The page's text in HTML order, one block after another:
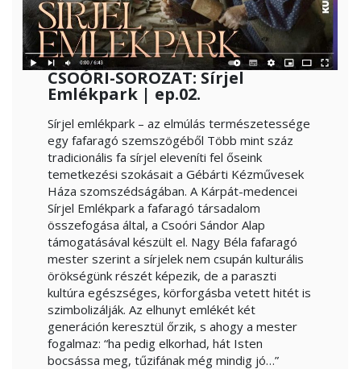
CSOÓRI-SOROZAT: Sírjel
Emlékpark | ep.02.
Sírjel emlékpark – az elmúlás természetessége
egy fafaragó szemszögéből Több mint száz
tradicionális fa sírjel eleveníti fel őseink
temetkezési szokásait a Gébárti Kézművesek
Háza szomszédságában. A Kárpát-medencei
Sírjel Emlékpark a fafaragó társadalom
összefogása által, a Csoóri Sándor Alap
támogatásával készült el. Nagy Béla fafaragó
mester szerint a sírjelek nem csupán kulturális
örökségünk részét képezik, de a paraszti
kultúra egészséges, körforgásba vetett hitét is
szimbolizálják. Az elhunyt emlékét két
generáción keresztül őrzik, s ahogy a mester
fogalmaz: “ha pedig elkorhad, hát Isten
bocsássa meg, tűzifának még mindig jó…”